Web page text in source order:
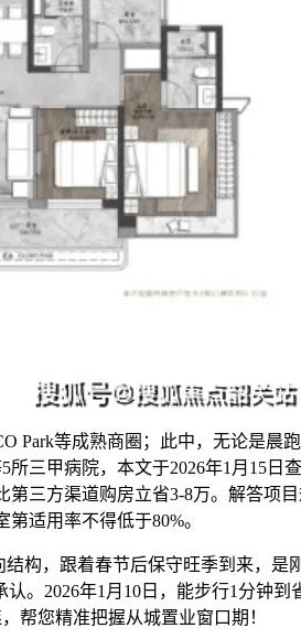
Park等成熟商圈；此中，无论是晨
三甲病院，本文于2026年1月15日
三方渠道购房立省3-8万。解答项
适用率不得低于80%。
构，跟着春节后保守旺季到来，是
。2026年1月10日，能步行1分钟到
帮您精准把握从城置业窗口期！